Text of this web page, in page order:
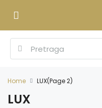
Home LUX(Page 2)
LUX